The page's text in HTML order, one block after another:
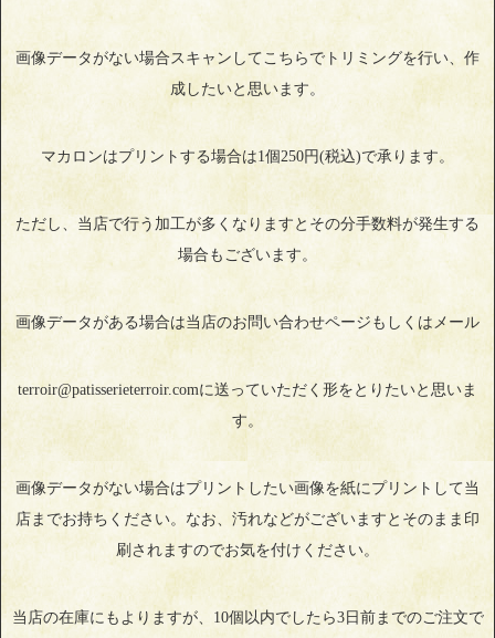
画像データがない場合スキャンしてこちらでトリミングを行い、作
成したいと思います。
マカロンはプリントする場合は1個250円(税込)で承ります。
ただし、当店で行う加工が多くなりますとその分手数料が発生する
場合もございます。
画像データがある場合は当店のお問い合わせページもしくはメール
terroir@patisserieterroir.comに送っていただく形をとりたいと思いま
す。
画像データがない場合はプリントしたい画像を紙にプリントして当
店までお持ちください。なお、汚れなどがございますとそのまま印
刷されますのでお気を付けください。
当店の在庫にもよりますが、10個以内でしたら3日前までのご注文で